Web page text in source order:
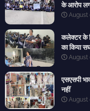
के आरोप
August
कलेक्टर के
का किया
August
एसएसपी
नहीं
August